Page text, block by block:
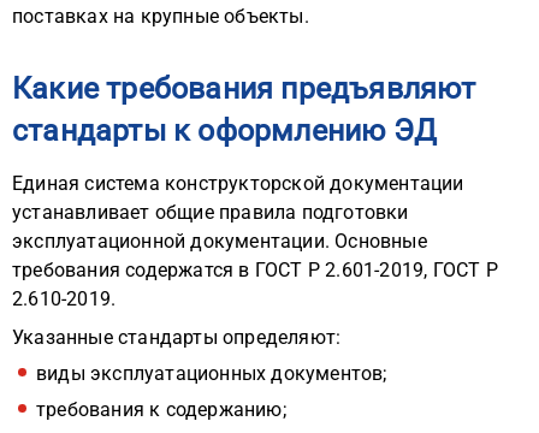
поставках на крупные объекты.
Какие требования предъявляют
стандарты к оформлению ЭД
Единая система конструкторской документации
устанавливает общие правила подготовки
эксплуатационной документации. Основные
требования содержатся в ГОСТ Р 2.601-2019, ГОСТ Р
2.610-2019.
Указанные стандарты определяют:
виды эксплуатационных документов;
требования к содержанию;